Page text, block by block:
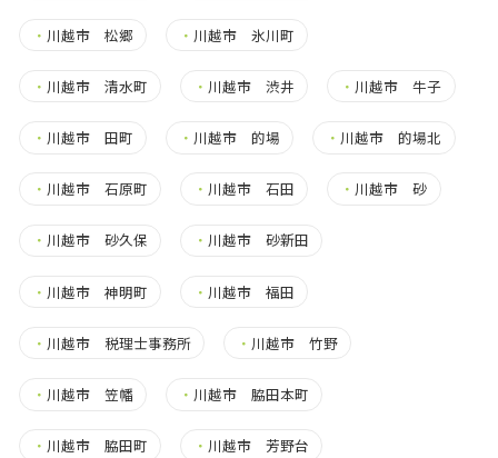
・ 川越市 松郷 ・ 川越市 氷川町
・ 川越市 清水町 ・ 川越市 渋井 ・ 川越市 牛子
・ 川越市 田町 ・ 川越市 的場 ・ 川越市 的場北
・ 川越市 石原町 ・ 川越市 石田 ・ 川越市 砂
・ 川越市 砂久保 ・ 川越市 砂新田
・ 川越市 神明町 ・ 川越市 福田
・ 川越市 税理士事務所 ・ 川越市 竹野
・ 川越市 笠幡 ・ 川越市 脇田本町
・ 川越市 脇田町 ・ 川越市 芳野台